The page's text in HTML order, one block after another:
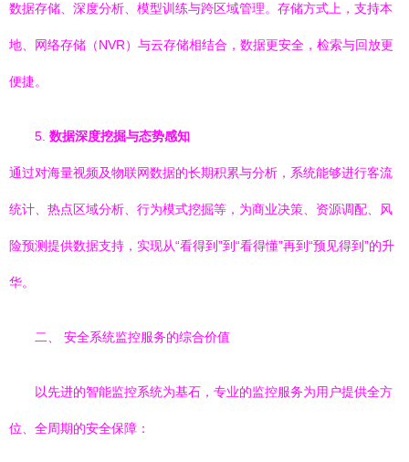
数据存储、深度分析、模型训练与跨区域管理。存储方式上，支持本
地、网络存储（NVR）与云存储相结合，数据更安全，检索与回放更
便捷。
5. 数据深度挖掘与态势感知
通过对海量视频及物联网数据的长期积累与分析，系统能够进行客流
统计、热点区域分析、行为模式挖掘等，为商业决策、资源调配、风
险预测提供数据支持，实现从“看得到”到“看得懂”再到“预见得到”的升
华。
二、 安全系统监控服务的综合价值
以先进的智能监控系统为基石，专业的监控服务为用户提供全方
位、全周期的安全保障：